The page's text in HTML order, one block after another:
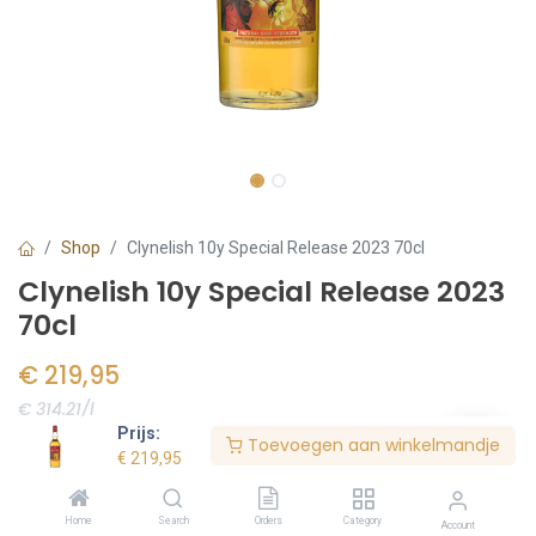
Prijs:
€ 219,95
Toevoegen aan winkelmandje
Home Search Orders Category Account
Shop Clynelish 10y Special Release 2023 70cl
Clynelish 10y Special Release 2023
70cl
€ 219,95
€ 314.21/l
Voorraad:1stuk(s)